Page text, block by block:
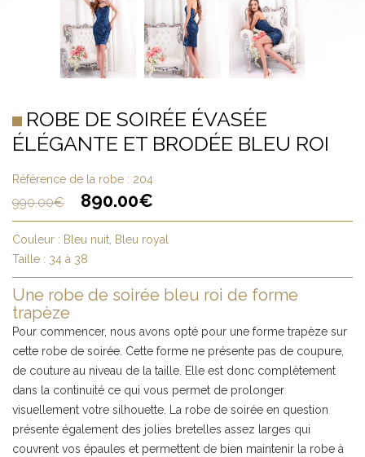
ROBE DE SOIRÉE ÉVASÉE
ÉLÉGANTE ET BRODÉE BLEU ROI
Référence de la robe : 204
990.00€ 890.00€
Couleur : Bleu nuit, Bleu royal
Taille : 34 à 38
Une robe de soirée bleu roi de forme
trapèze
Pour commencer, nous avons opté pour une forme trapèze sur
cette robe de soirée. Cette forme ne présente pas de coupure,
de couture au niveau de la taille. Elle est donc complètement
dans la continuité ce qui vous permet de prolonger
visuellement votre silhouette. La robe de soirée en question
présente également des jolies bretelles assez larges qui
couvrent vos épaules et permettent de bien maintenir la robe à